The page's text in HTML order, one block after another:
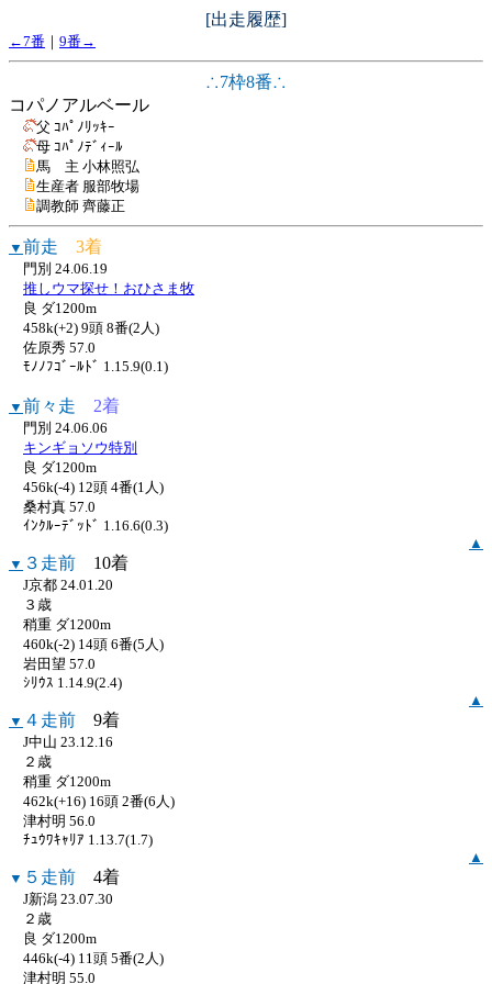
[出走履歴]
←7番 ｜ 9番→
∴7枠8番∴
コパノアルベール
父 ｺﾊﾟﾉﾘｯｷｰ
母 ｺﾊﾟﾉﾃﾞｨｰﾙ
馬 主 小林照弘
生産者 服部牧場
調教師 齊藤正
▼ 前走 3着
門別 24.06.19
推しウマ探せ！おひさま牧
良 ダ1200m
458k(+2) 9頭 8番(2人)
佐原秀 57.0
ﾓﾉﾉﾌｺﾞｰﾙﾄﾞ 1.15.9(0.1)
▼ 前々走 2着
門別 24.06.06
キンギョソウ特別
良 ダ1200m
456k(-4) 12頭 4番(1人)
桑村真 57.0
ｲﾝｸﾙｰﾃﾞｯﾄﾞ 1.16.6(0.3)
▲
▼ ３走前 10着
J京都 24.01.20
３歳
稍重 ダ1200m
460k(-2) 14頭 6番(5人)
岩田望 57.0
ｼﾘｳｽ 1.14.9(2.4)
▲
▼ ４走前 9着
J中山 23.12.16
２歳
稍重 ダ1200m
462k(+16) 16頭 2番(6人)
津村明 56.0
ﾁｭｳﾜｷｬﾘｱ 1.13.7(1.7)
▲
▼ ５走前 4着
J新潟 23.07.30
２歳
良 ダ1200m
446k(-4) 11頭 5番(2人)
津村明 55.0